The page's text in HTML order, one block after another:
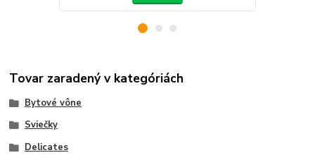
Tovar zaradený v kategóriách
Bytové vône
Sviečky
Delicates